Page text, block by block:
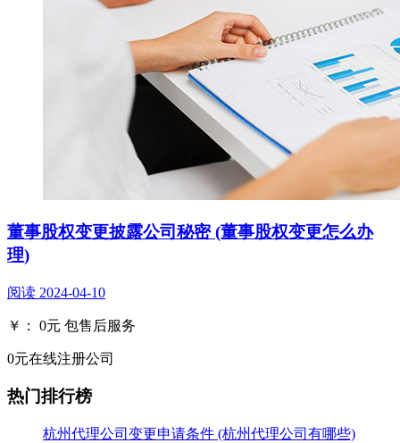
董事股权变更披露公司秘密 (董事股权变更怎么办
理)
阅读 2024-04-10
￥： 0元 包售后服务
0元在线注册公司
热门排行榜
杭州代理公司变更申请条件 (杭州代理公司有哪些)